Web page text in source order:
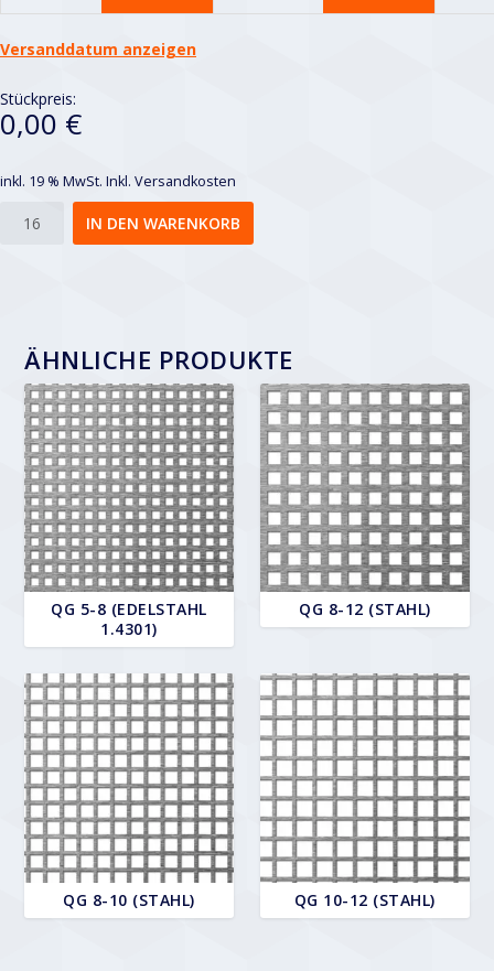
Versanddatum anzeigen
Stückpreis:
0,00 €
inkl. 19 % MwSt. Inkl. Versandkosten
IN DEN WARENKORB
ÄHNLICHE PRODUKTE
QG 5-8 (EDELSTAHL
1.4301)
QG 8-12 (STAHL)
QG 8-10 (STAHL) QG 10-12 (STAHL)